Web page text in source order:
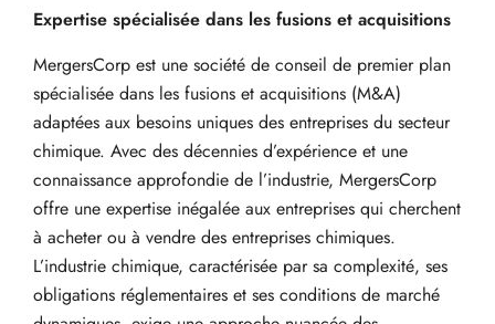
Expertise spécialisée dans les fusions et acquisitions
MergersCorp est une société de conseil de premier plan
spécialisée dans les fusions et acquisitions (M&A)
adaptées aux besoins uniques des entreprises du secteur
chimique. Avec des décennies d’expérience et une
connaissance approfondie de l’industrie, MergersCorp
offre une expertise inégalée aux entreprises qui cherchent
à acheter ou à vendre des entreprises chimiques.
L’industrie chimique, caractérisée par sa complexité, ses
obligations réglementaires et ses conditions de marché